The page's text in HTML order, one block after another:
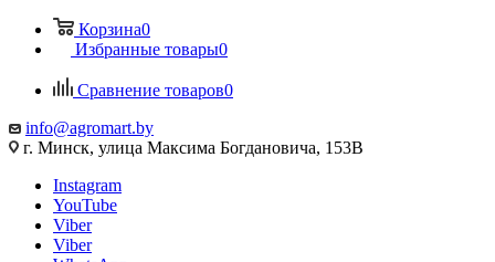
Корзина0
Избранные товары0
Сравнение товаров0
info@agromart.by
г. Минск, улица Максима Богдановича, 153В
Instagram
YouTube
Viber
Viber